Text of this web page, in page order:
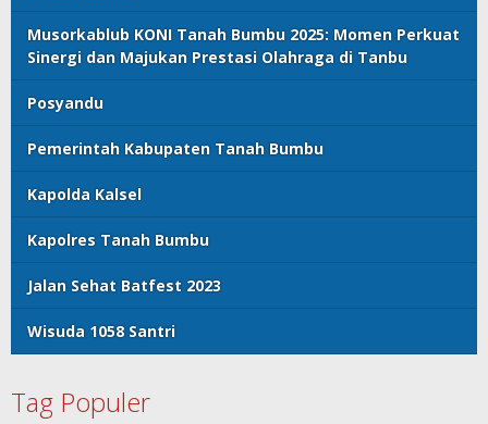
Musorkablub KONI Tanah Bumbu 2025: Momen Perkuat
Sinergi dan Majukan Prestasi Olahraga di Tanbu
Posyandu
Pemerintah Kabupaten Tanah Bumbu
Kapolda Kalsel
Kapolres Tanah Bumbu
Jalan Sehat Batfest 2023
Wisuda 1058 Santri
Tag Populer